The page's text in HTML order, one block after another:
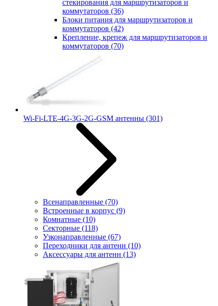
стекирования для маршрутизаторов и
коммутаторов (36)
Блоки питания для маршрутизаторов и
коммутаторов (42)
Крепление, крепеж для маршрутизаторов и
коммутаторов (70)
Wi-Fi-LTE-4G-3G-2G-GSM антенны (301)
Всенаправленные (70)
Встроенные в корпус (9)
Комнатные (10)
Секторные (118)
Узконаправленные (67)
Переходники для антенн (10)
Аксессуары для антенн (13)